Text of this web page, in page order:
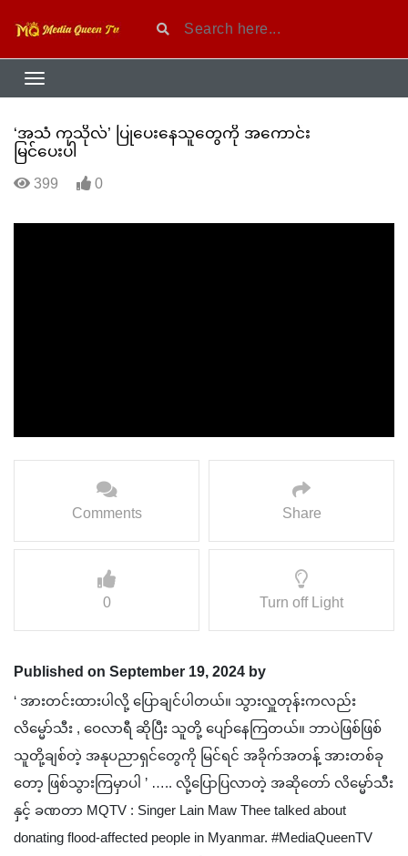
‘အသံ ကုသိုလ်’ ပြုပေးနေသူတွေကို အကောင်း
မြင်ပေးပါ
399 0
Comments Share
0 Turn off Light
Published on September 19, 2024 by
‘ အားတင်းထားပါလို့ ပြောချင်ပါတယ်။ သွားလှူတုန်းကလည်း
လိမ္မော်သီး , ဝေလာရီ ဆိုပြီး သူတို့ ပျော်နေကြတယ်။ ဘာပဲဖြစ်ဖြစ်
သူတို့ချစ်တဲ့ အနုပညာရှင်တွေကို မြင်ရင် အခိုက်အတန့် အားတစ်ခု
တော့ ဖြစ်သွားကြမှာပါ ’ ….. လို့ပြောပြလာတဲ့ အဆိုတော် လိမ္မော်သီး
နှင့် ခဏတာ MQTV : Singer Lain Maw Thee talked about
donating flood-affected people in Myanmar. #MediaQueenTV